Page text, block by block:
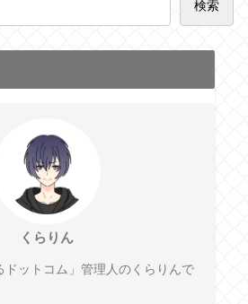
検索
くらりん
ドットコム」管理人のくらりんで